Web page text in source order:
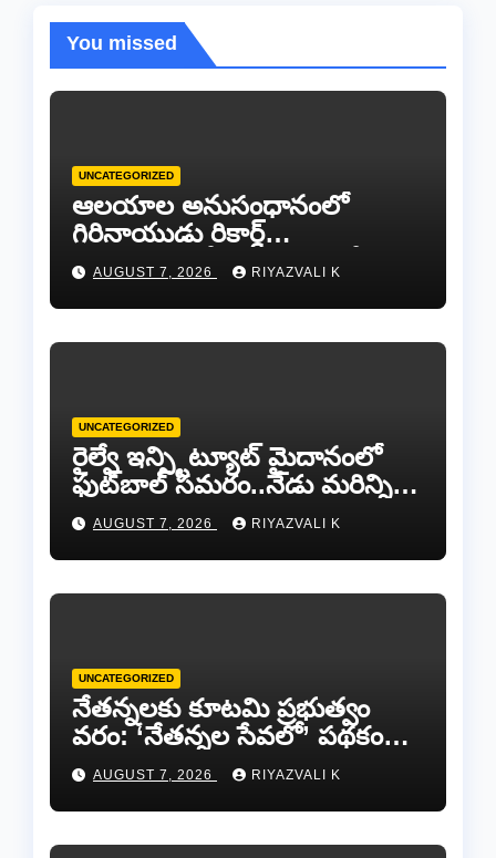
You missed
UNCATEGORIZED
ఆలయాల అనుసంధానంలో
గిరినాయుడు రికార్డ్
దారినేర్పరి..రోడ్డు నిర్మాణంతో పాటు
గోవుల సంరక్షణకు ప్రాణప్రతిష్ఠ!..
AUGUST 7, 2026 RIYAZVALI K
UNCATEGORIZED
రైల్వే ఇన్స్టిట్యూట్ మైదానంలో
ఫుట్‌బాల్ సమరం..నేడు మరిన్ని
జట్లు సిద్ధం!.
AUGUST 7, 2026 RIYAZVALI K
UNCATEGORIZED
​నేతన్నలకు కూటమి ప్రభుత్వం
వరం: ‘నేతన్నల సేవలో’ పథకం
ద్వారా ఏటా ₹25,000 ఆర్థిక
సాయం!
AUGUST 7, 2026 RIYAZVALI K